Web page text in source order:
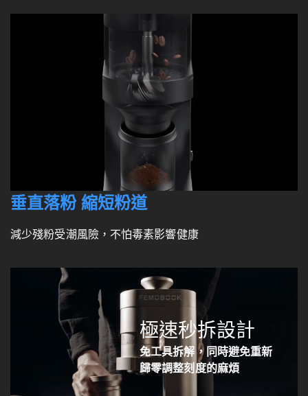
垂直落粉 縮短粉道
減少殘粉受潮風險，不怕毒素影響健康
極速秒拆設計
免工具拆解，同時避免重新
歸零調整刻度的麻煩